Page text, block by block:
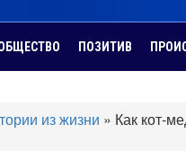
ПОЗИТИВ
из жизни » Как кот-